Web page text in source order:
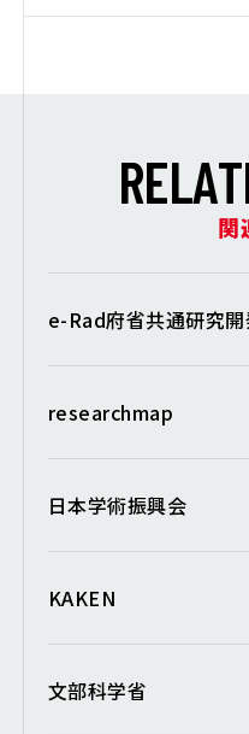
RELAT
関
e-Rad府省共通研究開
researchmap
日本学術振興会
KAKEN
文部科学省